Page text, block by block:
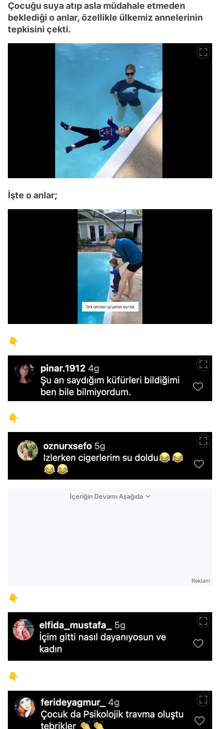
Çocuğu suya atıp asla müdahale etmeden
beklediği o anlar, özellikle ülkemiz annelerinin
tepkisini çekti.
İşte o anlar;
👇
👇
İçeriğin Devamı Aşağıda
Reklam
👇
👇